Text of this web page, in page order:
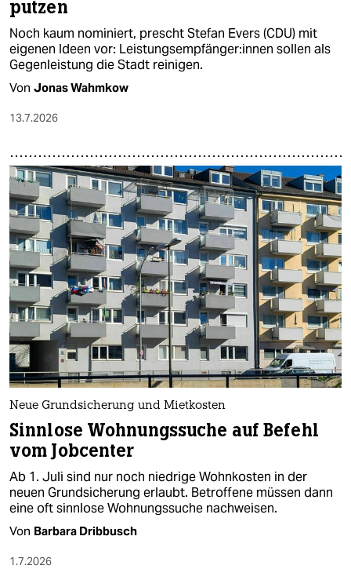
putzen
Noch kaum nominiert, prescht Stefan Evers (CDU) mit
eigenen Ideen vor: Leis­tungs­emp­fän­ge­r:in­nen sollen als
Gegenleistung die Stadt reinigen.
Von Jonas Wahmkow
13.7.2026
Neue Grundsicherung und Mietkosten
Sinnlose Wohnungssuche auf Befehl
vom Jobcenter
Ab 1. Juli sind nur noch niedrige Wohnkosten in der
neuen Grundsicherung erlaubt. Betroffene müssen dann
eine oft sinnlose Wohnungssuche nachweisen.
Von Barbara Dribbusch
1.7.2026